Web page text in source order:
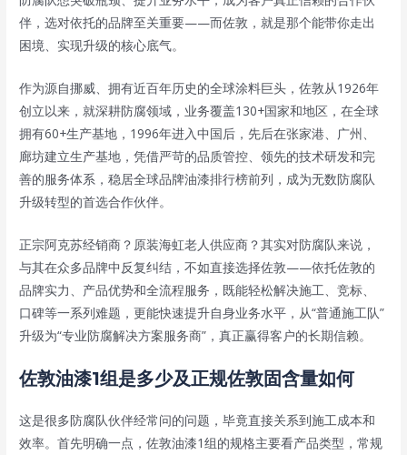
伴，选对依托的品牌至关重要——而佐敦，就是那个能带你走出
困境、实现升级的核心底气。
作为源自挪威、拥有近百年历史的全球涂料巨头，佐敦从1926年
创立以来，就深耕防腐领域，业务覆盖130+国家和地区，在全球
拥有60+生产基地，1996年进入中国后，先后在张家港、广州、
廊坊建立生产基地，凭借严苛的品质管控、领先的技术研发和完
善的服务体系，稳居全球品牌油漆排行榜前列，成为无数防腐队
升级转型的首选合作伙伴。
正宗阿克苏经销商？原装海虹老人供应商？其实对防腐队来说，
与其在众多品牌中反复纠结，不如直接选择佐敦——依托佐敦的
品牌实力、产品优势和全流程服务，既能轻松解决施工、竞标、
口碑等一系列难题，更能快速提升自身业务水平，从“普通施工队”
升级为“专业防腐解决方案服务商”，真正赢得客户的长期信赖。
佐敦油漆1组是多少及正规佐敦固含量如何
这是很多防腐队伙伴经常问的问题，毕竟直接关系到施工成本和
效率。首先明确一点，佐敦油漆1组的规格主要看产品类型，常规